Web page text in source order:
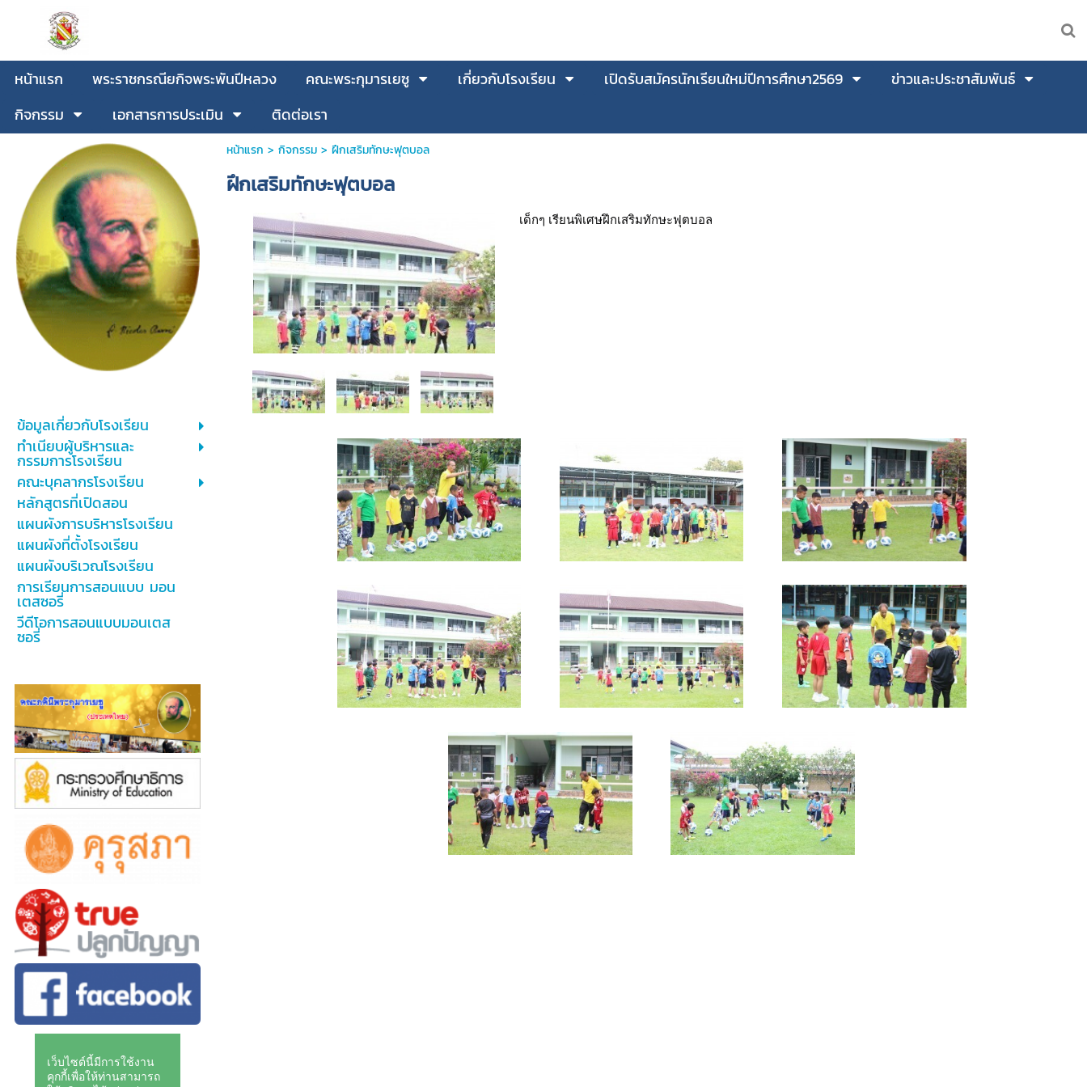
หน้าแรก พระราชกรณียกิจพระพันปีหลวง คณะพระกุมารเยซู เกี่ยวกับโรงเรียน เปิดรับสมัครนักเรียนใหม่ปีการศึกษา2569
ข่าวและประชาสัมพันธ์
กิจกรรม
เอกสารการประเมิน ติดต่อเรา
ข้อมูลเกี่ยวกับโรงเรียน
ทำเนียบผู้บริหารและ
กรรมการโรงเรียน
คณะบุคลากรโรงเรียน
หลักสูตรที่เปิดสอน
แผนผังการบริหารโรงเรียน
แผนผังที่ตั้งโรงเรียน
แผนผังบริเวณโรงเรียน
การเรียนการสอนแบบ มอน
เตสซอรี่
วีดีโอการสอนแบบมอนเตส
ซอรี่
หน้าแรก > กิจกรรม> ฝึกเสริมทักษะฟุตบอล
ฝึกเสริมทักษะฟุตบอล
เด็กๆ เรียนพิเศษฝึกเสริมทักษะฟุตบอล